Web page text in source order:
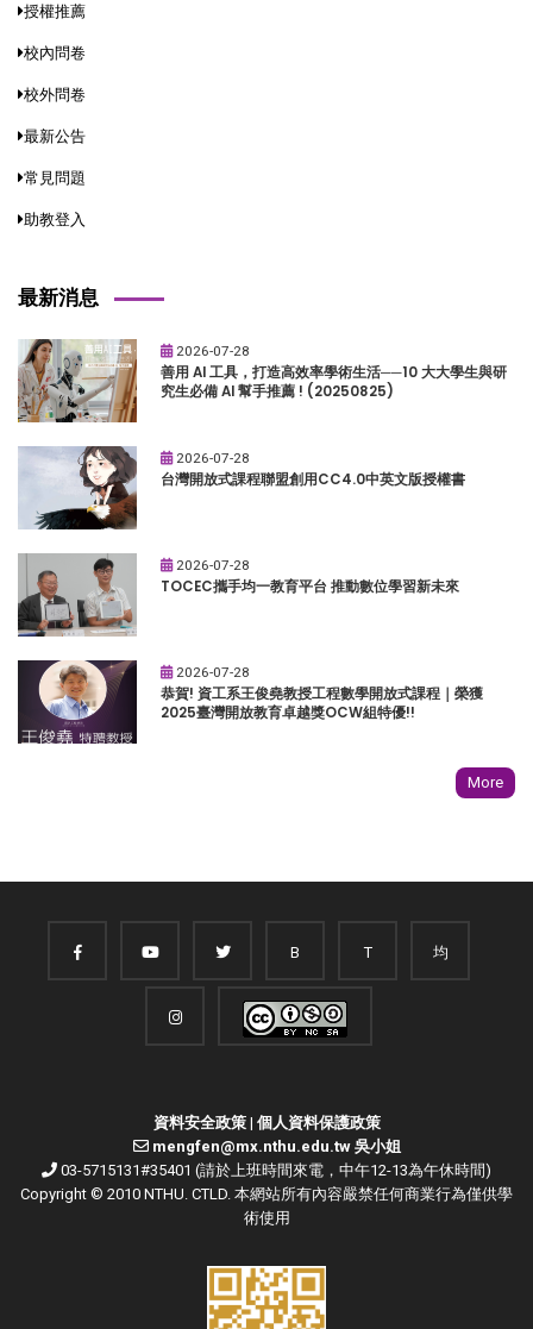
授權推薦
校內問卷
校外問卷
最新公告
常見問題
助教登入
最新消息
2026-07-28
善用 AI 工具，打造高效率學術生活──10 大大學生與研
究生必備 AI 幫手推薦 ! (20250825)
2026-07-28
台灣開放式課程聯盟創用CC4.0中英文版授權書
2026-07-28
TOCEC攜手均一教育平台 推動數位學習新未來
2026-07-28
恭賀! 資工系王俊堯教授工程數學開放式課程｜榮獲
2025臺灣開放教育卓越獎OCW組特優!!
More
B T 均
資料安全政策| 個人資料保護政策
mengfen@mx.nthu.edu.tw 吳小姐
03-5715131#35401 (請於上班時間來電，中午12-13為午休時間)
Copyright © 2010 NTHU. CTLD. 本網站所有內容嚴禁任何商業行為僅供學
術使用